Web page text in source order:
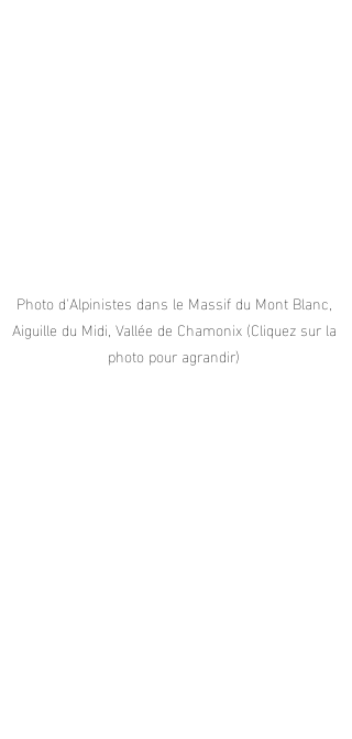
Photo d'Alpinistes dans le Massif du Mont Blanc,
Aiguille du Midi, Vallée de Chamonix (Cliquez sur la
photo pour agrandir)